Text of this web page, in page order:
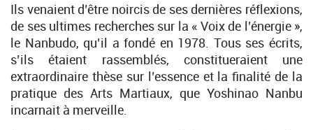
Ils venaient d’être noircis de ses dernières réflexions,
de ses ultimes recherches sur la « Voix de l’énergie »,
le Nanbudo, qu’il a fondé en 1978. Tous ses écrits,
s’ils étaient rassemblés, constitueraient une
extraordinaire thèse sur l’essence et la finalité de la
pratique des Arts Martiaux, que Yoshinao Nanbu
incarnait à merveille.